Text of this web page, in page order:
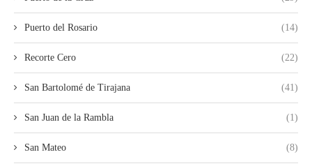
Puerto del Rosario (14)
Recorte Cero (22)
San Bartolomé de Tirajana (41)
San Juan de la Rambla (1)
San Mateo (8)